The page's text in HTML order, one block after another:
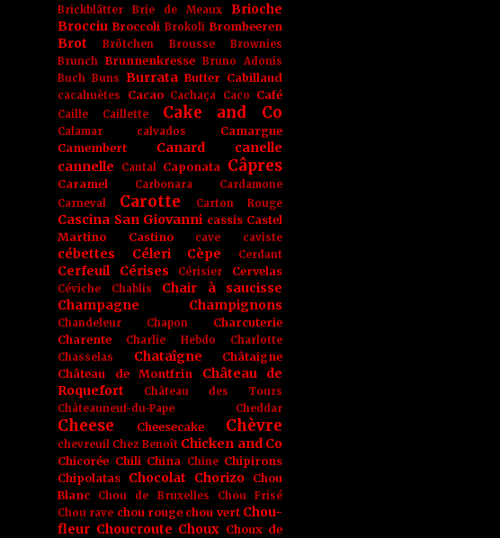
Brickblätter Brie de Meaux
Brioche
Brocciu Broccoli Brokoli Brombeeren
Brot Brötchen Brousse
Brownies
Brunch Brunnenkresse Bruno Adonis
Buch Buns Burrata Butter Cabillaud
cacahuètes Cacao Cachaça Caco Café
Caille Caillette Cake and Co
Calamar calvados
Camargue
Camembert
Canard
canelle
cannelle
Cantal Caponata Câpres
Caramel Carbonara
Cardamone
Carneval
Carotte Carton Rouge
Cascina San Giovanni cassis Castel
Martino
Castino cave caviste
cébettes Céleri Cèpe Cerdant
Cerfeuil Cérises Cérisier Cervelas
Céviche Chablis
Chair à saucisse
Champagne
Champignons
Chandeleur Chapon
Charcuterie
Charente
Charlie Hebdo
Charlotte
Chasselas
Chataîgne
Châtaigne
Château de Montfrin
Château de
Roquefort
Château des Tours
Châteauneuf-du-Pape
Cheddar
Cheese Cheesecake Chèvre
chevreuil Chez Benoît Chicken and Co
Chicorée Chili China Chine Chipirons
Chipolatas
Chocolat Chorizo
Chou
Blanc
Chou de Bruxelles
Chou Frisé
Chou rave chou rouge chou vert Chou-
fleur Choucroute Choux Choux de